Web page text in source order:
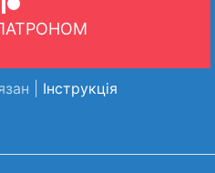
| Інструкція